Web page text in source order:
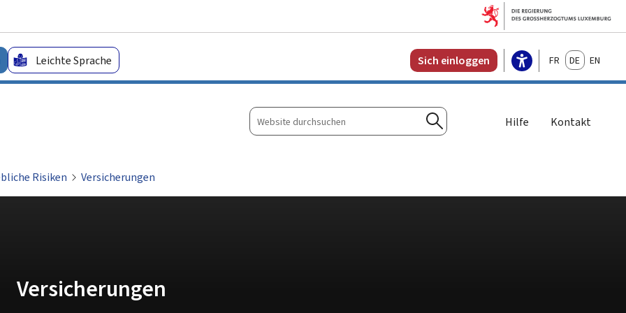
Leichte Sprache Sich einloggen FrançaisDeutschEnglish
Website
durchsuchen
Suchen
Hilfe Kontakt
Risiken Versicherungen
Versicherungen